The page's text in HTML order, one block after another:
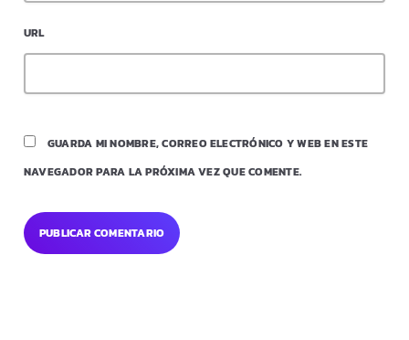
URL
GUARDA MI NOMBRE, CORREO ELECTRÓNICO Y WEB EN ESTE
NAVEGADOR PARA LA PRÓXIMA VEZ QUE COMENTE.